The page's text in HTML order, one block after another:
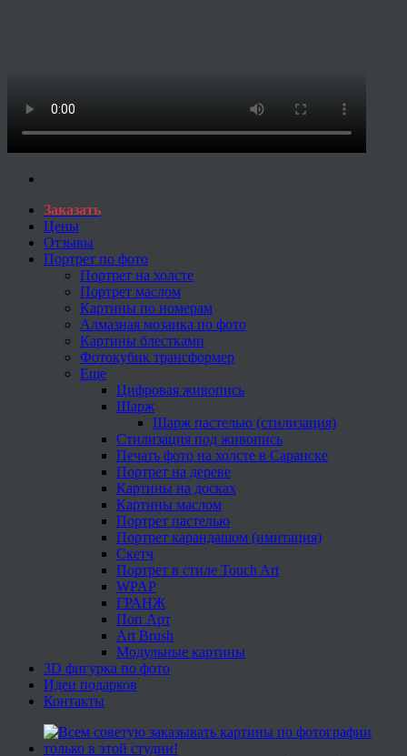
Заказать
Цены
Отзывы
Портрет по фото
Портрет на холсте
Портрет маслом
Картины по номерам
Алмазная мозаика по фото
Картины блестками
Фотокубик трансформер
Еще
Цифровая живопись
Шарж
Шарж пастелью (стилизация)
Стилизация под живопись
Печать фото на холсте в Саранске
Портрет на дереве
Картины на досках
Картины маслом
Портрет пастелью
Портрет карандашом (имитация)
Скетч
Портрет в стиле Touch Art
WPAP
ГРАНЖ
Поп Арт
Art Brush
Модульные картины
3D фигурка по фото
Идеи подарков
Контакты